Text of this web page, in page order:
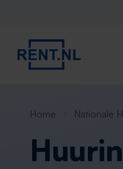
Home Nationale